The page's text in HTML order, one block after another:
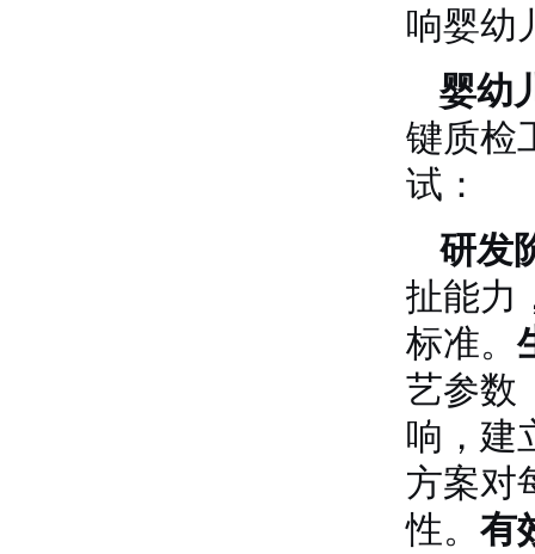
响婴幼
婴幼
键质检
试：
研发
扯能力
标准。
艺参数
响，建
方案对
性。 有